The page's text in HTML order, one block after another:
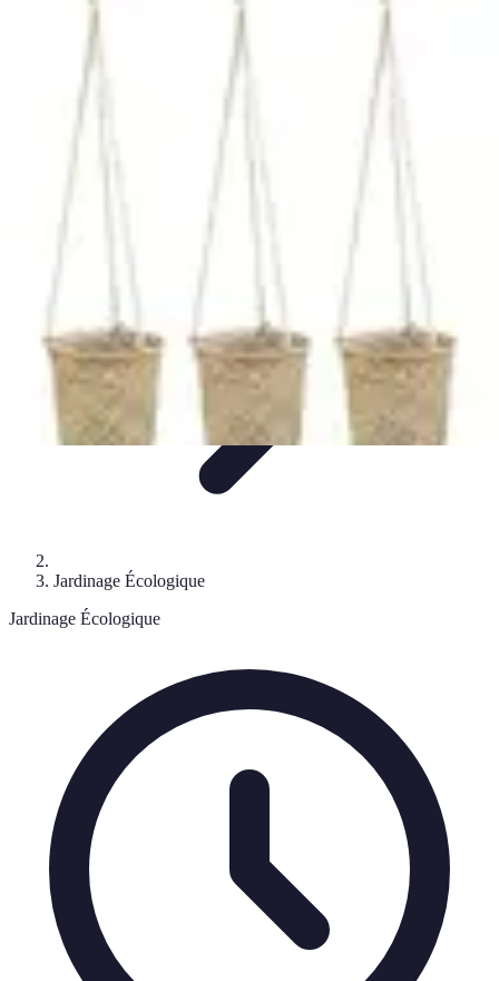
Jardinage Potager
Jardinage Écologique
Jardinage Écologique